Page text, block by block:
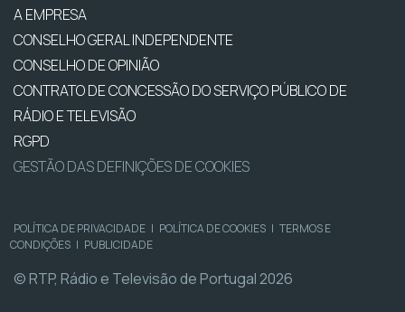
A EMPRESA
CONSELHO GERAL INDEPENDENTE
CONSELHO DE OPINIÃO
CONTRATO DE CONCESSÃO DO SERVIÇO PÚBLICO DE
RÁDIO E TELEVISÃO
RGPD
GESTÃO DAS DEFINIÇÕES DE COOKIES
POLÍTICA DE PRIVACIDADE | POLÍTICA DE COOKIES | TERMOS E
CONDIÇÕES | PUBLICIDADE
© RTP, Rádio e Televisão de Portugal 2026